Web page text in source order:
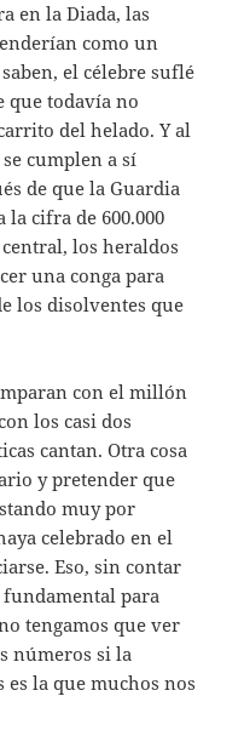
en la Diada, las
como un
el célebre suflé
que todavía no
del helado. Y al
cumplen a sí
de que la Guardia
la cifra de 600.000
los heraldos
una conga para
los disolventes que
con el millón
los casi dos
cantan. Otra cosa
y pretender que
muy por
celebrado en el
Eso, sin contar
para
tengamos que ver
números si la
la que muchos nos